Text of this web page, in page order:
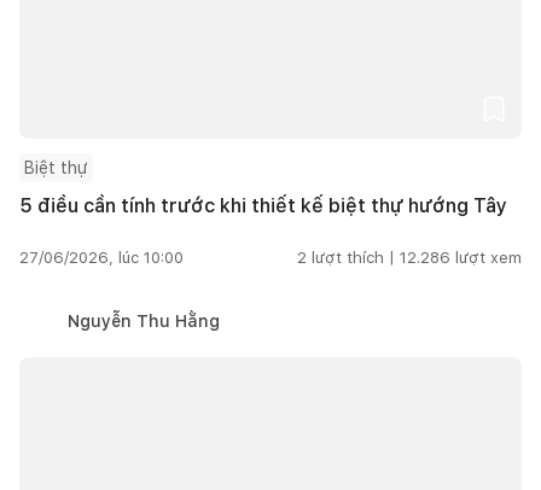
Biệt thự
5 điều cần tính trước khi thiết kế biệt thự hướng Tây
27/06/2026, lúc 10:00 2 lượt thích | 12.286 lượt xem
Nguyễn Thu Hằng